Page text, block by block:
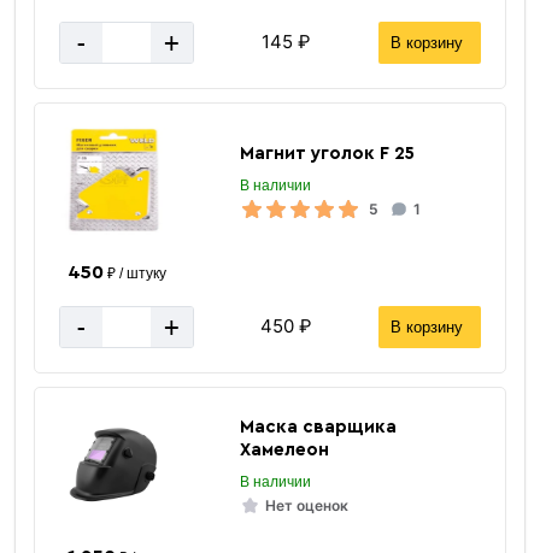
- + 145 ₽ В корзину
Магнит уголок F 25
В наличии
5 1
450₽ / штуку
- + 450 ₽ В корзину
Маска сварщика
Хамелеон
В наличии
Нет оценок